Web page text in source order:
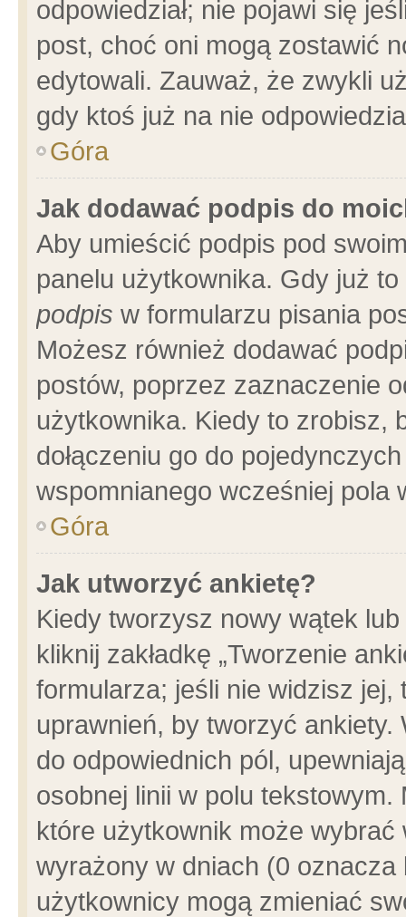
odpowiedział; nie pojawi się
post, choć oni mogą zostawić
edytowali. Zauważ, że zwykli
gdy ktoś już na nie
Góra
Jak dodawać podpis do
Aby umieścić podpis pod
panelu użytkownika. Gdy już
podpis w formularzu pisania
Możesz również dodawać
postów, poprzez zaznaczenie
użytkownika. Kiedy to zrobisz,
dołączeniu go do
wspomnianego wcześniej pola
Góra
Jak utworzyć ankietę?
Kiedy tworzysz nowy wątek
kliknij zakładkę „Tworzenie
formularza; jeśli nie widzisz
uprawnień, by tworzyć ankiety.
do odpowiednich pól,
osobnej linii w polu
które użytkownik może
wyrażony w dniach (0
użytkownicy mogą zmieniać